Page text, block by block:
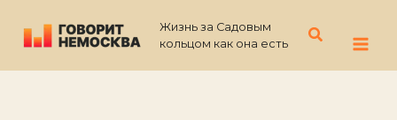
содержимому
Жизнь за Садовым
кольцом как она есть
Поиск